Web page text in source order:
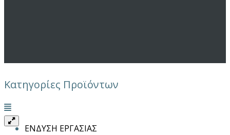
Κατηγορίες Προϊόντων
Μενού
ΕΝΔΥΣΗ ΕΡΓΑΣΙΑΣ